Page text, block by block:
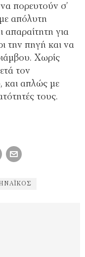
πορευτούν σ’
απόλυτη
απαραίτητη για
την πηγή και να
Χωρίς
τον
και απλώς με
τους.